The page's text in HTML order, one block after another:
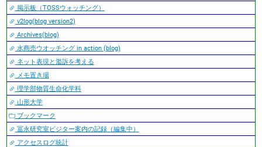
掲示板（TOSSウォッチング）
v2log(blog version2)
Archives(blog)
水商売ウオッチング in action (blog)
ネット表現と濫訴を考える
メモ置き場
理学部物質生命化学科
山形大学
ブックマーク
冨永研究室ビジター案内の記録（編集中）
アクセスログ統計